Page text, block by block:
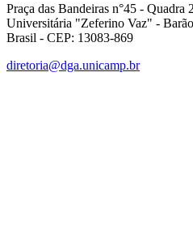
Praça das Bandeiras n°45 - Quadra
Universitária "Zeferino Vaz" -
Brasil - CEP: 13083-869
diretoria@dga.unicamp.br